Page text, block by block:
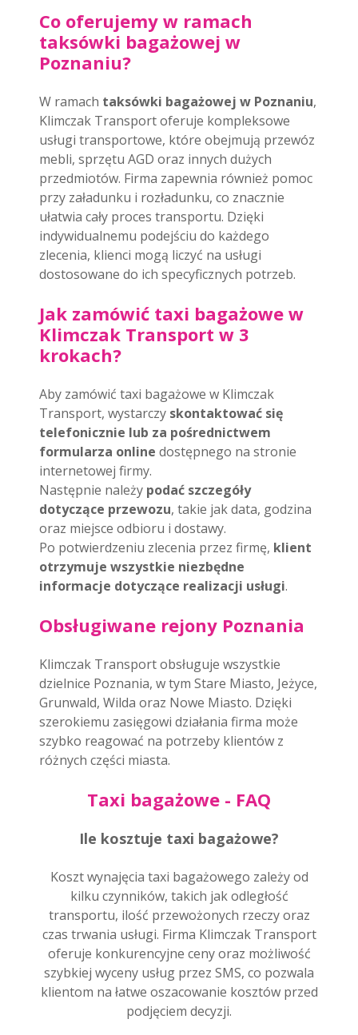
Co oferujemy w ramach
taksówki bagażowej w
Poznaniu?
W ramach taksówki bagażowej w Poznaniu,
Klimczak Transport oferuje kompleksowe
usługi transportowe, które obejmują przewóz
mebli, sprzętu AGD oraz innych dużych
przedmiotów. Firma zapewnia również pomoc
przy załadunku i rozładunku, co znacznie
ułatwia cały proces transportu. Dzięki
indywidualnemu podejściu do każdego
zlecenia, klienci mogą liczyć na usługi
dostosowane do ich specyficznych potrzeb.
Jak zamówić taxi bagażowe w
Klimczak Transport w 3
krokach?
Aby zamówić taxi bagażowe w Klimczak
Transport, wystarczy skontaktować się
telefonicznie lub za pośrednictwem
formularza online dostępnego na stronie
internetowej firmy.
Następnie należy podać szczegóły
dotyczące przewozu, takie jak data, godzina
oraz miejsce odbioru i dostawy.
Po potwierdzeniu zlecenia przez firmę, klient
otrzymuje wszystkie niezbędne
informacje dotyczące realizacji usługi.
Obsługiwane rejony Poznania
Klimczak Transport obsługuje wszystkie
dzielnice Poznania, w tym Stare Miasto, Jeżyce,
Grunwald, Wilda oraz Nowe Miasto. Dzięki
szerokiemu zasięgowi działania firma może
szybko reagować na potrzeby klientów z
różnych części miasta.
Taxi bagażowe - FAQ
Ile kosztuje taxi bagażowe?
Koszt wynajęcia taxi bagażowego zależy od
kilku czynników, takich jak odległość
transportu, ilość przewożonych rzeczy oraz
czas trwania usługi. Firma Klimczak Transport
oferuje konkurencyjne ceny oraz możliwość
szybkiej wyceny usług przez SMS, co pozwala
klientom na łatwe oszacowanie kosztów przed
podjęciem decyzji.